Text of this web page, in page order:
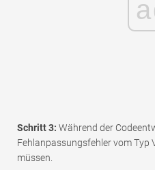
Schritt 3: Während der
Fehlanpassungsfehler vom Typ
müssen.